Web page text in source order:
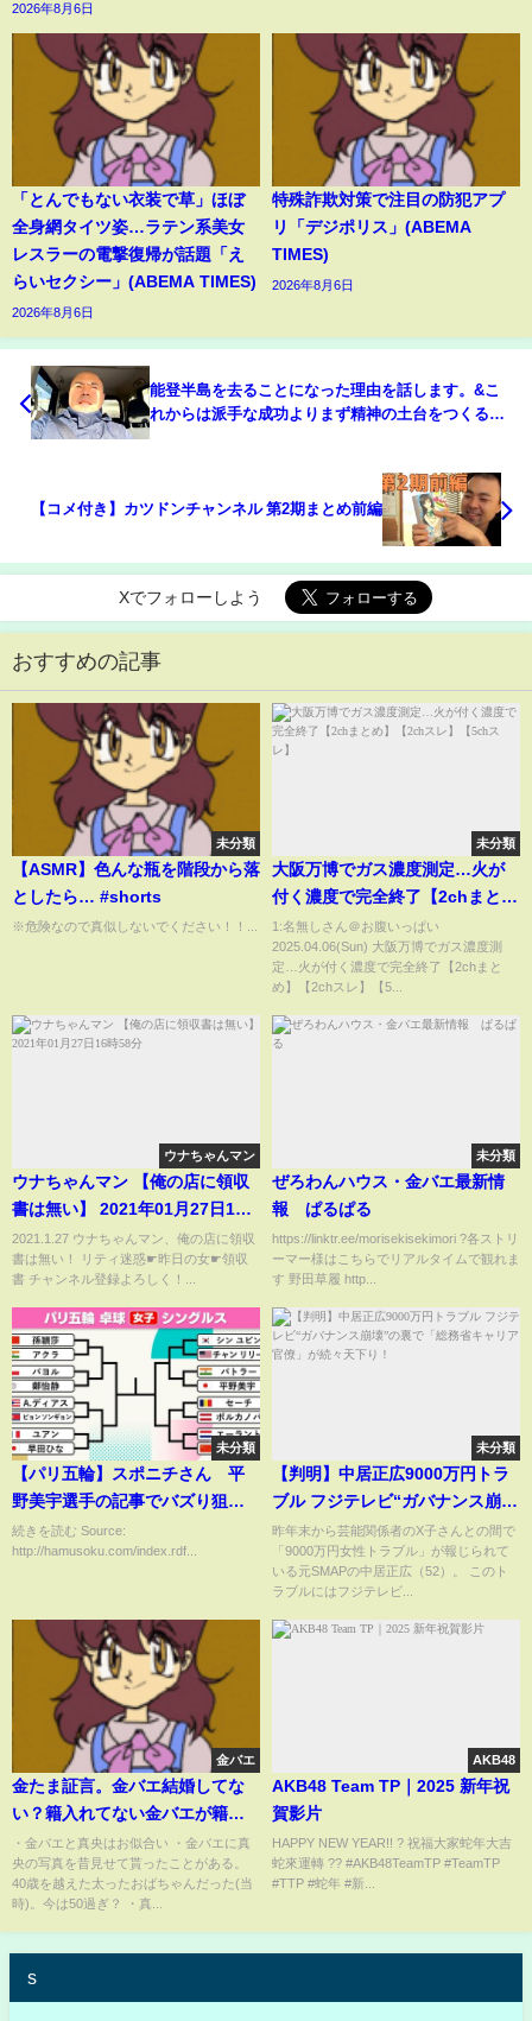
2026年8月6日
「とんでもない衣装で草」ほぼ
全身網タイツ姿…ラテン系美女
レスラーの電撃復帰が話題「え
らいセクシー」(ABEMA TIMES)
2026年8月6日
特殊詐欺対策で注目の防犯アプ
リ「デジポリス」(ABEMA
TIMES)
2026年8月6日
能登半島を去ることになった理由を話します。&こ
れからは派手な成功よりまず精神の土台をつくるこ
【コメ付き】カツドンチャンネル 第2期まとめ前編
Xでフォローしよう
おすすめの記事
未分類
【ASMR】色んな瓶を階段から落
としたら… #shorts
※危険なので真似しないでください！！...
未分類
大阪万博でガス濃度測定…火が
付く濃度で完全終了【2chまと
め】【2chスレ】【5chスレ】
1:名無しさん＠お腹いっぱい
2025.04.06(Sun) 大阪万博でガス濃度測
定…火が付く濃度で完全終了【2chまと
め】【2chスレ】【5...
ウナちゃんマン
ウナちゃんマン 【俺の店に領収
書は無い】 2021年01月27日16
時58分
2021.1.27 ウナちゃんマン、俺の店に領収
書は無い！ リティ迷惑☛昨日の女☛領収
書 チャンネル登録よろしく！...
未分類
ぜろわんハウス・金バエ最新情
報 ぱるぱる
https://linktr.ee/morisekisekimori ?各ストリ
ーマー様はこちらでリアルタイムで観れま
す 野田草履 http...
未分類
【パリ五輪】スポニチさん 平
野美宇選手の記事でバズり狙い
の写真をアップし炎上「写真を
仕事にしていて、写真でここま
続きを読む Source:
http://hamusoku.com/index.rdf...
未分類
【判明】中居正広9000万円トラ
ブル フジテレビ“ガバナンス崩
壊”の裏で「総務省キャリア官
僚」が続々天下り！
昨年末から芸能関係者のX子さんとの間で
「9000万円女性トラブル」が報じられて
いる元SMAPの中居正広（52）。 このト
ラブルにはフジテレビ...
金バエ
金たま証言。金バエ結婚してな
い？籍入れてない金バエが籍入
れたというのは嘘？asinuki@生
活保護
・金バエと真央はお似合い ・金バエに真
央の写真を昔見せて貰ったことがある。
40歳を越えた太ったおばちゃんだった(当
時)。今は50過ぎ？ ・真...
AKB48
AKB48 Team TP｜2025 新年祝
賀影片
HAPPY NEW YEAR!! ? 祝福大家蛇年大吉
蛇來運轉 ?? #AKB48TeamTP #TeamTP
#TTP⁣⁣ #蛇年 #新...
s